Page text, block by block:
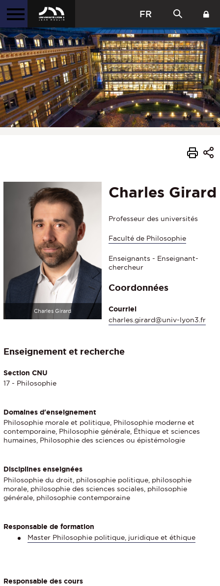
FR
Charles Girard
Charles Girard
Professeur des universités
Faculté de Philosophie
Enseignants - Enseignant-
chercheur
Coordonnées
Courriel
charles.girard@univ-lyon3.fr
Enseignement et recherche
Section CNU
17 - Philosophie
Domaines d'enseignement
Philosophie morale et politique, Philosophie moderne et
contemporaine, Philosophie générale, Éthique et sciences
humaines, Philosophie des sciences ou épistémologie
Disciplines enseignées
Philosophie du droit, philosophie politique, philosophie
morale, philosophie des sciences sociales, philosophie
générale, philosophie contemporaine
Responsable de formation
Master Philosophie politique, juridique et éthique
Responsable des cours